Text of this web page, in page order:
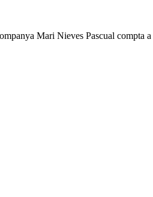
Mari Nieves Pascual compta